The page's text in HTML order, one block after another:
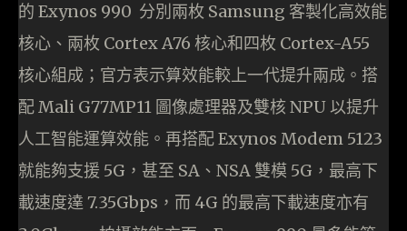
的 Exynos 990 分別兩枚 Samsung 客製化高效能
核心、兩枚 Cortex A76 核心和四枚 Cortex-A55
核心組成；官方表示算效能較上一代提升兩成。搭
配 Mali G77MP11 圖像處理器及雙核 NPU 以提升
人工智能運算效能。再搭配 Exynos Modem 5123
就能夠支援 5G，甚至 SA、NSA 雙模 5G，最高下
載速度達 7.35Gbps，而 4G 的最高下載速度亦有